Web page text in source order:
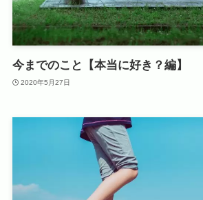
今までのこと【本当に好き？編】
2020年5月27日